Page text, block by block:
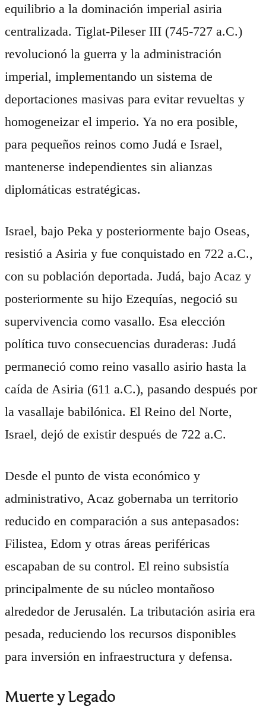
equilibrio a la dominación imperial asiria
centralizada. Tiglat-Pileser III (745-727 a.C.)
revolucionó la guerra y la administración
imperial, implementando un sistema de
deportaciones masivas para evitar revueltas y
homogeneizar el imperio. Ya no era posible,
para pequeños reinos como Judá e Israel,
mantenerse independientes sin alianzas
diplomáticas estratégicas.
Israel, bajo Peka y posteriormente bajo Oseas,
resistió a Asiria y fue conquistado en 722 a.C.,
con su población deportada. Judá, bajo Acaz y
posteriormente su hijo Ezequías, negoció su
supervivencia como vasallo. Esa elección
política tuvo consecuencias duraderas: Judá
permaneció como reino vasallo asirio hasta la
caída de Asiria (611 a.C.), pasando después por
la vasallaje babilónica. El Reino del Norte,
Israel, dejó de existir después de 722 a.C.
Desde el punto de vista económico y
administrativo, Acaz gobernaba un territorio
reducido en comparación a sus antepasados:
Filistea, Edom y otras áreas periféricas
escapaban de su control. El reino subsistía
principalmente de su núcleo montañoso
alrededor de Jerusalén. La tributación asiria era
pesada, reduciendo los recursos disponibles
para inversión en infraestructura y defensa.
Muerte y Legado